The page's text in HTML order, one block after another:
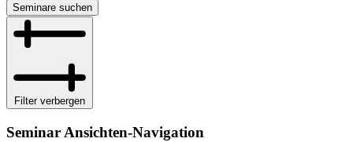
Seminare suchen
Filter verbergen
Seminar Ansichten-Navigation